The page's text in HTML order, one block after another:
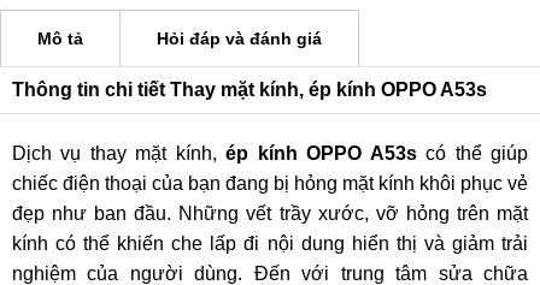
Mô tả Hỏi đáp và đánh giá
Thông tin chi tiết Thay mặt kính, ép kính OPPO A53s
Dịch vụ thay mặt kính,ép kính OPPO A53scó thể giúp
chiếc điện thoại của bạn đang bị hỏng mặt kính khôi phục vẻ
đẹp như ban đầu. Những vết trầy xước, vỡ hỏng trên mặt
kính có thể khiến che lấp đi nội dung hiển thị và giảm trải
nghiệm của người dùng. Đến với trung tâm sửa chữa